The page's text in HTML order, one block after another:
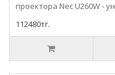
проектора Nec U260W -
112480тг.